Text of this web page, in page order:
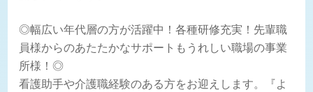
◎幅広い年代層の方が活躍中！各種研修充実！先輩職
員様からのあたたかなサポートもうれしい職場の事業
所様！◎
看護助手や介護職経験のある方をお迎えします。『よ